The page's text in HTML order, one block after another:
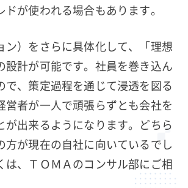
が使われる場合もあります。
ン）をさらに具体化して、「理想
設計が可能です。社員を巻き込ん
で、策定過程を通じて浸透を図る
営者が一人で頑張らずとも会社を
が出来るようになります。どちら
方が現在の自社に向いているでし
は、ＴＯＭＡのコンサル部にご相